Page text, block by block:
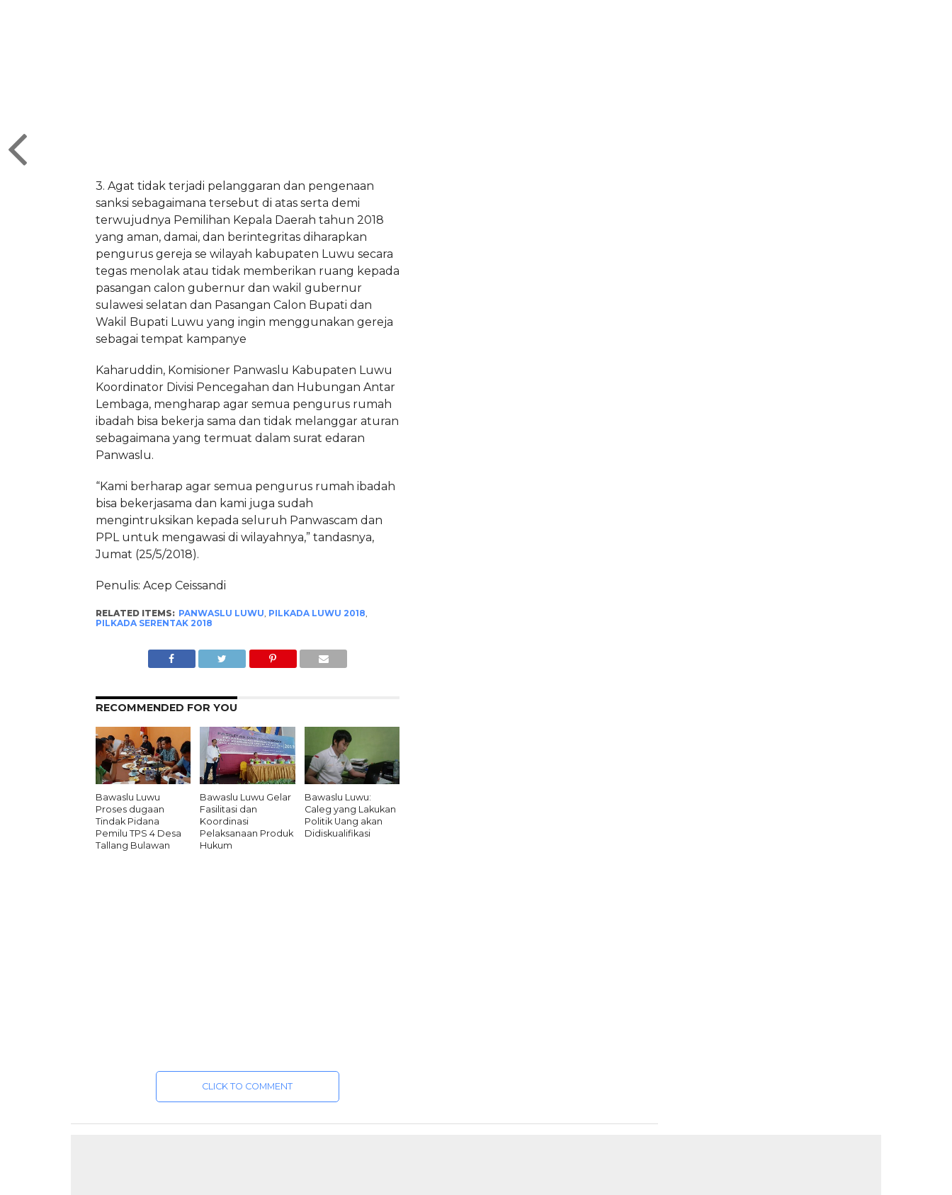
3. Agat tidak terjadi pelanggaran dan pengenaan
sanksi sebagaimana tersebut di atas serta demi
terwujudnya Pemilihan Kepala Daerah tahun 2018
yang aman, damai, dan berintegritas diharapkan
pengurus gereja se wilayah kabupaten Luwu secara
tegas menolak atau tidak memberikan ruang kepada
pasangan calon gubernur dan wakil gubernur
sulawesi selatan dan Pasangan Calon Bupati dan
Wakil Bupati Luwu yang ingin menggunakan gereja
sebagai tempat kampanye
Kaharuddin, Komisioner Panwaslu Kabupaten Luwu
Koordinator Divisi Pencegahan dan Hubungan Antar
Lembaga, mengharap agar semua pengurus rumah
ibadah bisa bekerja sama dan tidak melanggar aturan
sebagaimana yang termuat dalam surat edaran
Panwaslu.
“Kami berharap agar semua pengurus rumah ibadah
bisa bekerjasama dan kami juga sudah
mengintruksikan kepada seluruh Panwascam dan
PPL untuk mengawasi di wilayahnya,” tandasnya,
Jumat (25/5/2018).
Penulis: Acep Ceissandi
RELATED ITEMS: PANWASLU LUWU, PILKADA LUWU 2018,
PILKADA SERENTAK 2018
RECOMMENDED FOR YOU
Bawaslu Luwu
Proses dugaan
Tindak Pidana
Pemilu TPS 4 Desa
Tallang Bulawan
Bawaslu Luwu Gelar
Fasilitasi dan
Koordinasi
Pelaksanaan Produk
Hukum
Bawaslu Luwu:
Caleg yang Lakukan
Politik Uang akan
Didiskualifikasi
CLICK TO COMMENT